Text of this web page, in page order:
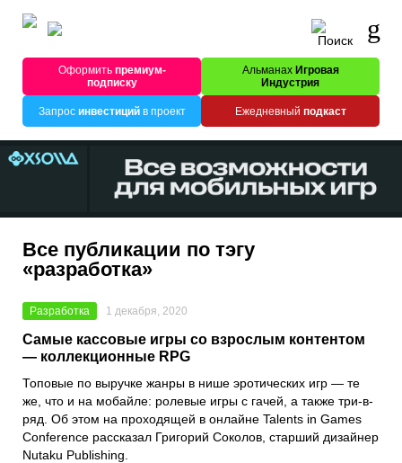
Оформитьпремиум-
подписку
Альманах Игровая
Индустрия
Запрос инвестицийв проект Ежедневный подкаст
Все публикации по тэгу
«разработка»
Разработка 1 декабря, 2020
Самые кассовые игры со взрослым контентом
— коллекционные RPG
Топовые по выручке жанры в нише эротических игр — те
же, что и на мобайле: ролевые игры с гачей, а также три-в-
ряд. Об этом на проходящей в онлайне Talents in Games
Conference рассказал Григорий Соколов , старший дизайнер
Nutaku Publishing